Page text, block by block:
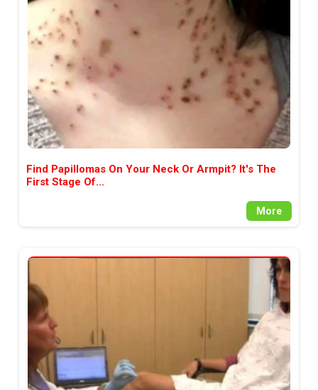
аудитория, затова държим на
прозрачност и коректност от
наша страна. Поднасяме ви
новините такива, каквито са. В
пълния си потенциал.
Find Papillomas On Your Neck Or Armpit? It's The
First Stage Of...
More